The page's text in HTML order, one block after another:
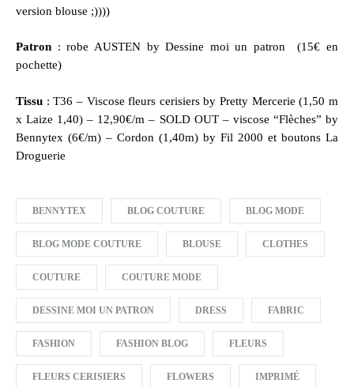
version blouse ;))))
Patron :robe AUSTEN by Dessine moi un patron (15€ en
pochette)
Tissu : T36 – Viscose fleurs cerisiers by Pretty Mercerie (1,50 m
x Laize 1,40) – 12,90€/m – SOLD OUT – viscose “Flèches” by
Bennytex (6€/m) – Cordon (1,40m) by Fil 2000 et boutons La
Droguerie
BENNYTEX BLOG COUTURE BLOG MODE
BLOG MODE COUTURE BLOUSE CLOTHES
COUTURE COUTURE MODE
DESSINE MOI UN PATRON DRESS FABRIC
FASHION FASHION BLOG FLEURS
FLEURS CERISIERS FLOWERS IMPRIMÉ